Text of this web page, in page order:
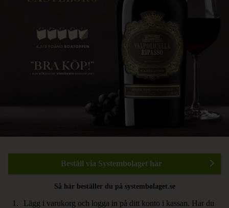
Beställ via Systembolaget här
Så här beställer du på systembolaget.se
Lägg i varukorg och logga in på ditt konto i kassan. Har du